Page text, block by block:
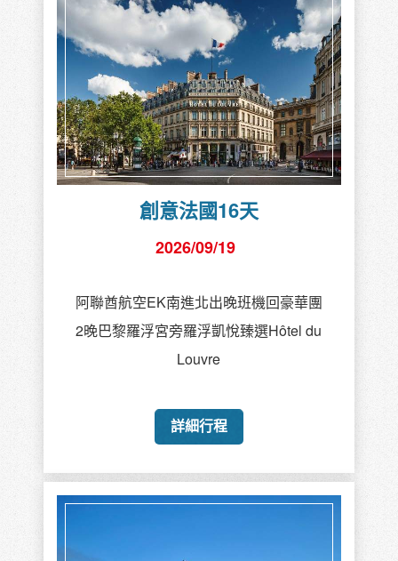
創意法國16天
2026/09/19
阿聯酋航空EK南進北出晚班機回豪華團
2晚巴黎羅浮宮旁羅浮凱悅臻選Hôtel du
Louvre
詳細行程